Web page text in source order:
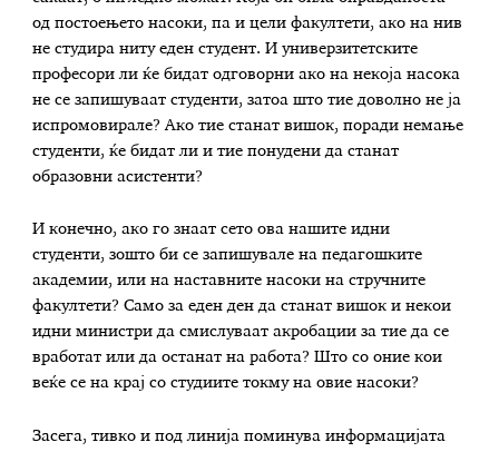
од постоењето насоки, па и цели факултети, ако на нив
не студира ниту еден студент. И универзитетските
професори ли ќе бидат одговорни ако на некоја насока
не се запишуваат студенти, затоа што тие доволно не ја
испромовирале? Ако тие станат вишок, поради немање
студенти, ќе бидат ли и тие понудени да станат
образовни асистенти?
И конечно, ако го знаат сето ова нашите идни
студенти, зошто би се запишувале на педагошките
академии, или на наставните насоки на стручните
факултети? Само за еден ден да станат вишок и некои
идни министри да смислуваат акробации за тие да се
вработат или да останат на работа? Што со оние кои
веќе се на крај со студиите токму на овие насоки?
Засега, тивко и под линија поминува информацијата